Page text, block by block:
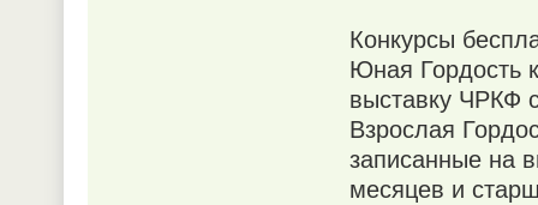
Конкурсы
Юная Гордость
выставку ЧРКФ
Взрослая
записанные на
месяцев и